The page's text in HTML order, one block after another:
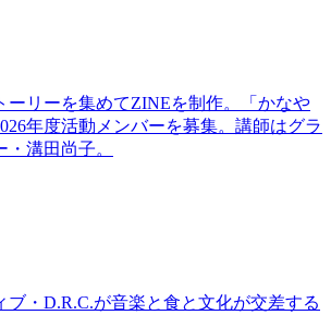
ーリーを集めてZINEを制作。「かなや
年度活動メンバーを募集。講師はグラ
溝田尚子。
ブ・D.R.C.が⾳楽と⾷と⽂化が交差する